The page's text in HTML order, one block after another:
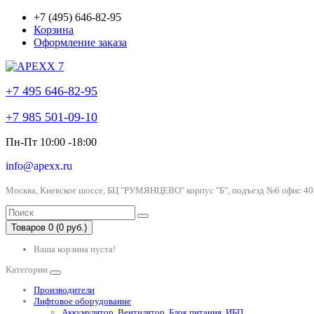
+7 (495) 646-82-95
Корзина
Оформление заказа
+7 495 646-82-95
+7 985 501-09-10
Пн-Пт 10:00 -18:00
info@apexx.ru
Москва, Киевское шоссе, БЦ "РУМЯНЦЕВО" корпус "Б", подъезд №6 офис
Товаров 0 (0 руб.)
Ваша корзина пуста!
Категории
Производители
Лифтовое оборудование